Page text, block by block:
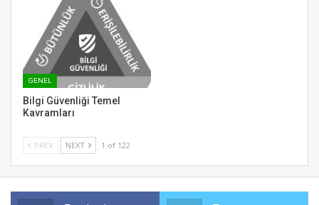
GENEL
Bilgi Güvenliği Temel
Kavramları
PREV NEXT 1 of 122